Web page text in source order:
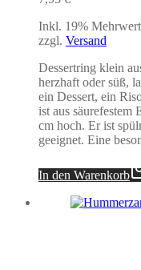
Inkl. 19%
zzgl. Versand
Dessertring klein
herzhaft oder süß,
ein Dessert, ein
ist aus säurefestem
cm hoch. Er ist
geeignet. Eine
In den Warenkorb